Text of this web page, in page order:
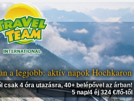
a legjobb: aktív napok Hochkaron
4 óra utazásra, 40+ belépővel az árban!
5 nap/4 éj 324 €/fő-től